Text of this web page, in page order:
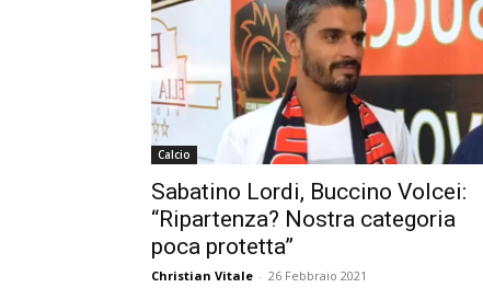
Calcio
Sabatino Lordi, Buccino Volcei:
“Ripartenza? Nostra categoria
poca protetta”
Christian Vitale - 26 Febbraio 2021